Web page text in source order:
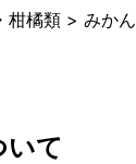
柑橘類 > みかん
いて